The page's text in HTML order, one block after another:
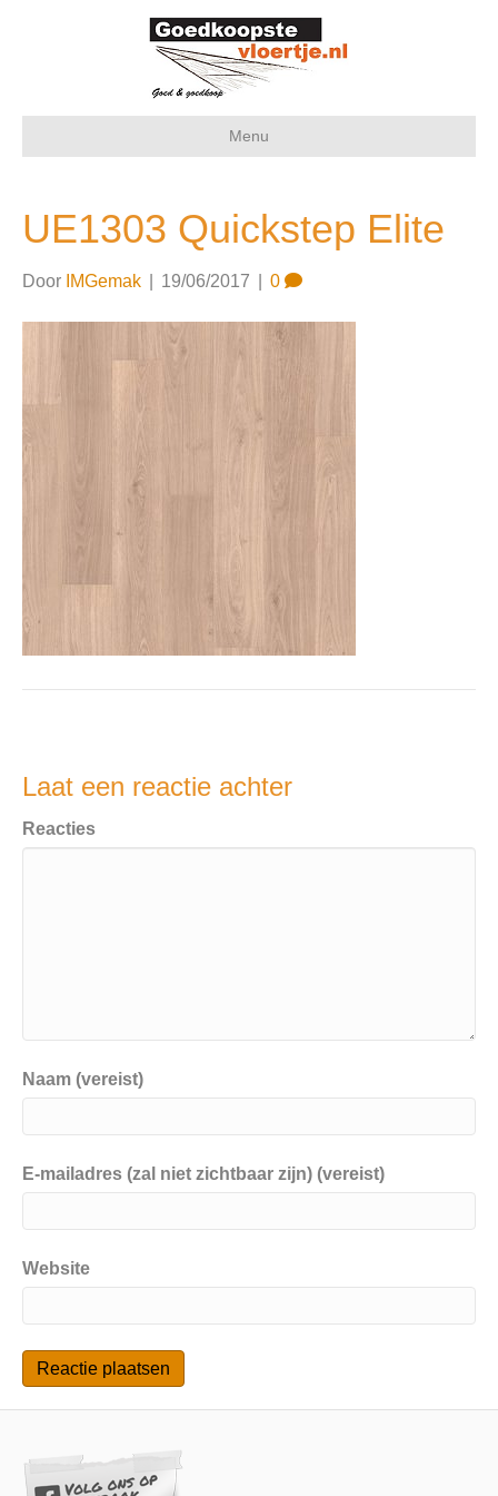
Menu
UE1303 Quickstep Elite
Door IMGemak 19/06/2017 0
Laat een reactie achter
Reacties
Naam (vereist)
E-mailadres (zal niet zichtbaar zijn) (vereist)
Website